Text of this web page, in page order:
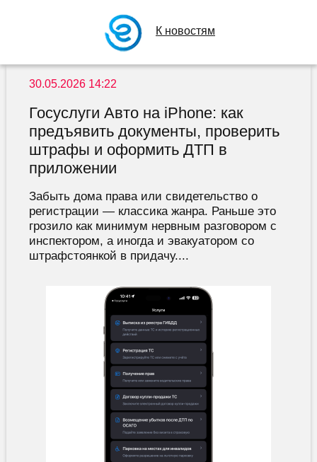
К новостям
30.05.2026 14:22
Госуслуги Авто на iPhone: как
предъявить документы, проверить
штрафы и оформить ДТП в
приложении
Забыть дома права или свидетельство о
регистрации — классика жанра. Раньше это
грозило как минимум нервным разговором с
инспектором, а иногда и эвакуатором со
штрафстоянкой в придачу....